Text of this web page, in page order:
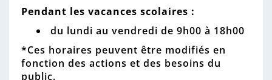
Pendant les vacances scolaires :
du lundi au vendredi de 9h00 à 18h00
*Ces horaires peuvent être modifiés en
fonction des actions et des besoins du
public.